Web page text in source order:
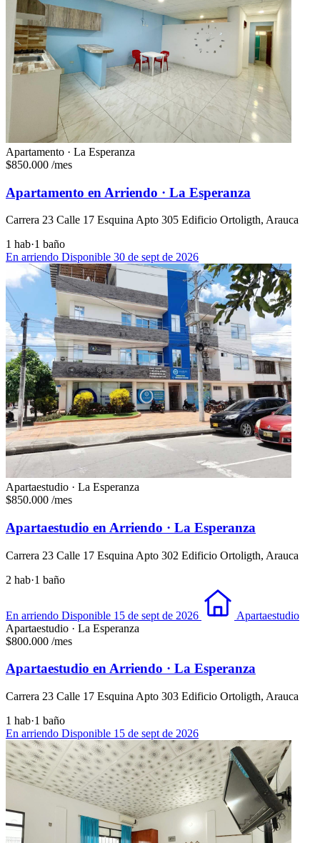
Apartamento · La Esperanza
$850.000 /mes
Apartamento en Arriendo · La Esperanza
Carrera 23 Calle 17 Esquina Apto 305 Edificio Ortoligth, Arauca
1 hab·1 baño
En arriendo Disponible 30 de sept de 2026
Apartaestudio · La Esperanza
$850.000 /mes
Apartaestudio en Arriendo · La Esperanza
Carrera 23 Calle 17 Esquina Apto 302 Edificio Ortoligth, Arauca
2 hab·1 baño
En arriendo Disponible 15 de sept de 2026
Apartaestudio
Apartaestudio · La Esperanza
$800.000 /mes
Apartaestudio en Arriendo · La Esperanza
Carrera 23 Calle 17 Esquina Apto 303 Edificio Ortoligth, Arauca
1 hab·1 baño
En arriendo Disponible 15 de sept de 2026